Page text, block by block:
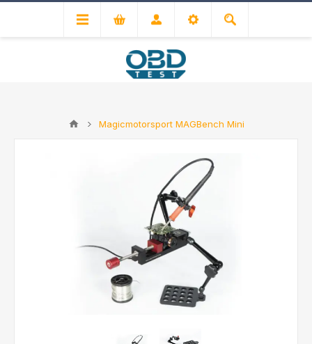
Magicmotorsport MAGBench Mini